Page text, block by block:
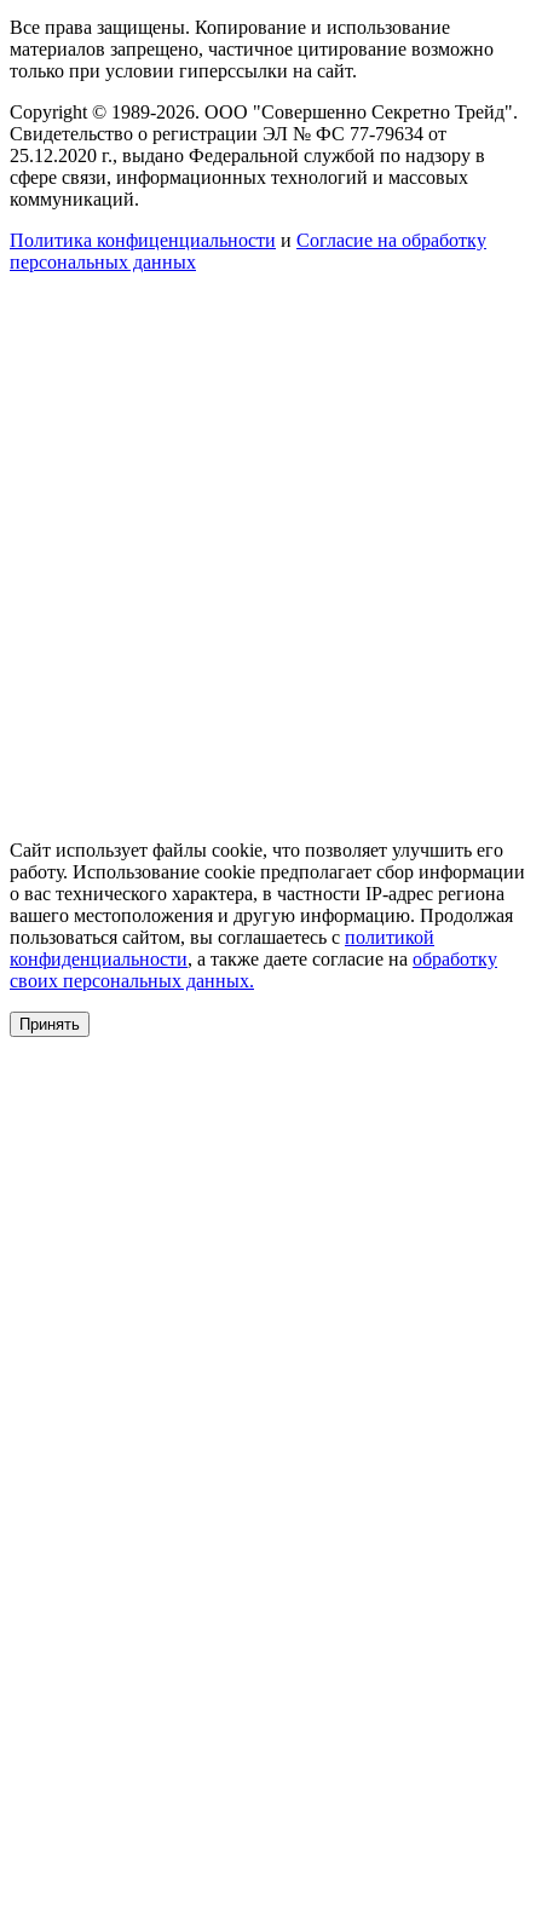
Все права защищены. Копирование и использование
материалов запрещено, частичное цитирование возможно
только при условии гиперссылки на сайт.
Copyright © 1989-2026. ООО "Совершенно Секретно Трейд".
Свидетельство о регистрации ЭЛ № ФС 77-79634 от
25.12.2020 г., выдано Федеральной службой по надзору в
сфере связи, информационных технологий и массовых
коммуникаций.
Политика конфиценциальности и Согласие на обработку
персональных данных
Сайт использует файлы cookie, что позволяет улучшить его
работу. Использование cookie предполагает сбор информации
о вас технического характера, в частности IP-адрес региона
вашего местоположения и другую информацию. Продолжая
пользоваться сайтом, вы соглашаетесь с политикой
конфиденциальности, а также даете согласие на обработку
своих персональных данных.
Принять